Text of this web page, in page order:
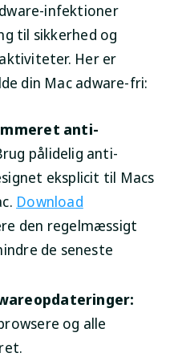
infektioner
til sikkerhed og
Her er
din Mac adware-fri:
anti-
pålidelig anti-
eksplicit til Macs
Download
den regelmæssigt
de seneste
og alle